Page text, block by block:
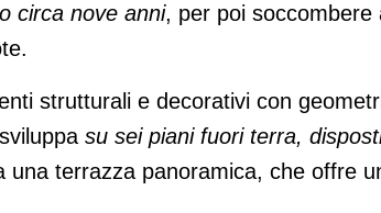
circa nove anni, per poi soccombere
strutturali e decorativi con
su sei piani fuori terra,
una terrazza panoramica, che offre